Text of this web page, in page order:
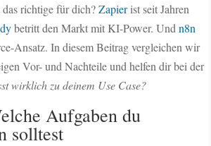
richtige für dich?Zapierist seit Jahren
betritt den Markt mit KI-Power. Undn8n
Ansatz. In diesem Beitrag vergleichen wir
Vor- und Nachteile und helfen dir bei der
wirklich zu deinem Use Case?
Aufgaben du
solltest